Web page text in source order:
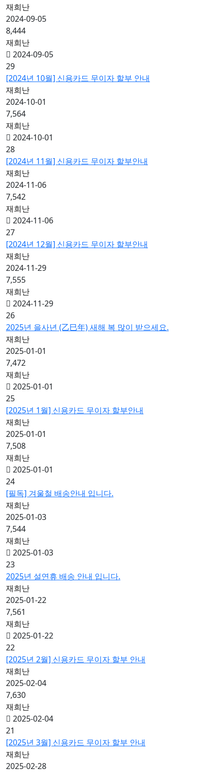
재희난
2024-09-05
8,444
재희난
2024-09-05
29
[2024년 10월] 신용카드 무이자 할부 안내
재희난
2024-10-01
7,564
재희난
2024-10-01
28
[2024년 11월] 신용카드 무이자 할부안내
재희난
2024-11-06
7,542
재희난
2024-11-06
27
[2024년 12월] 신용카드 무이자 할부안내
재희난
2024-11-29
7,555
재희난
2024-11-29
26
2025년 을사년 (乙巳年) 새해 복 많이 받으세요.
재희난
2025-01-01
7,472
재희난
2025-01-01
25
[2025년 1월] 신용카드 무이자 할부안내
재희난
2025-01-01
7,508
재희난
2025-01-01
24
[필독] 겨울철 배송안내 입니다.
재희난
2025-01-03
7,544
재희난
2025-01-03
23
2025년 설연휴 배송 안내 입니다.
재희난
2025-01-22
7,561
재희난
2025-01-22
22
[2025년 2월] 신용카드 무이자 할부 안내
재희난
2025-02-04
7,630
재희난
2025-02-04
21
[2025년 3월] 신용카드 무이자 할부 안내
재희난
2025-02-28